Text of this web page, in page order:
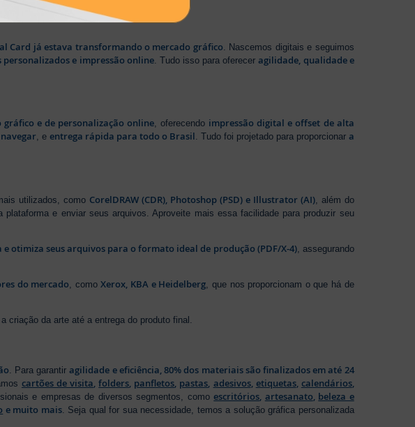
Card já estava transformando o mercado gráfico . Nascemos digitais e seguimos
personalizados e impressão online. Tudo isso para ofereceragilidade, qualidade e
e de personalização online, oferecendo impressão digital e offset de alta
, e entrega rápida para todo o Brasil. Tudo foi projetado para proporcionar a
utilizados, como CorelDRAW (CDR), Photoshop (PSD) e Illustrator (AI), além do
e enviar seus arquivos. Aproveite mais essa facilidade para produzir seu
e otimiza seus arquivos para o formato ideal de produção (PDF/X-4), assegurando
do mercado , comoXerox, KBA e Heidelberg , que nos proporcionam o que há de
da arte até a entrega do produto final.
. Para garantiragilidade e eficiência, 80% dos materiais são finalizados em até 24
cartões de visita ,folders panfletos pastas adesivos, etiquetas, calendários,
e empresas de diversos segmentos, comoescritórios artesanato beleza e
e muito mais. Seja qual for sua necessidade, temos a solução gráfica personalizada